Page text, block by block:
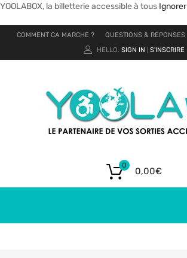
YOOLABOX, la billetterie accessible à tous Ignorer
COMMENT CA MARCHE ? QUESTIONS & REPONSES
HELLO. SIGN IN S'INSCRIRE
0,00€
0